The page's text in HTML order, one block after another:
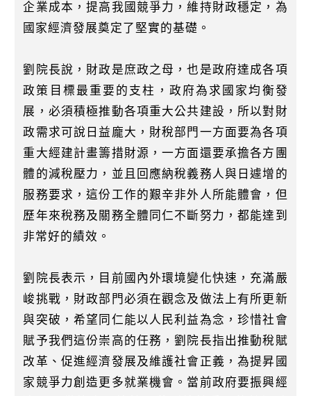
企業成本，提高我國競爭力，維持財政穩定，為
國家經濟發展奠定了堅實的基礎。
劉院長說，財政是庶政之母，也是政府達成各項
政策目標最重要的支柱，政府為求國家均衡發
展，必須積極推動各項重大公共建設，所以對財
政需求可說日益龐大，財稅部門一方面要為各項
重大經建計畫籌措財源，一方面還要承擔各方團
體的減稅壓力，並且回應納稅義務人與日遽增的
服務要求，這份工作的艱辛非外人所能體會，但
歷年來稅務及關務全體同仁不斷努力，都能達到
非常好的績效。
劉院長表示，目前國內外環境變化快速，充滿嚴
峻挑戰，財政部門必須在觀念及做法上有所更新
與突破，希望同仁能以人民利益為念，珍惜社會
賦予我們這份崇高的任務，劉院長指出推動稅賦
改革、促進經濟發展及維護社會正義，為提昇國
家競爭力創造更多就業機會。當前政府要振興經